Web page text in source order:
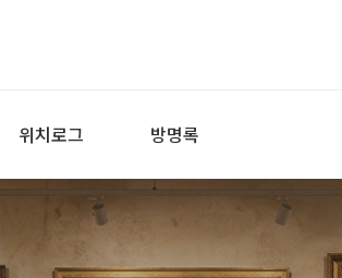
위치로그 방명록